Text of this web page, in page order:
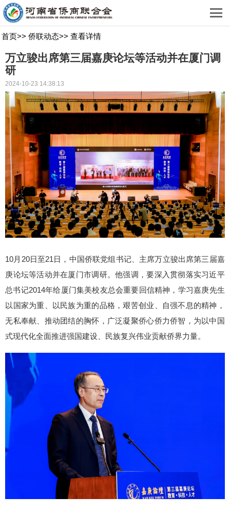
首页>> 侨联动态>> 查看详情
万立骏出席第三届嘉庚论坛等活动并在厦门调
研
2024-10-23 14:38:13
10月20日至21日，中国侨联党组书记、主席万立骏出席第三届嘉
庚论坛等活动并在厦门市调研。他强调，要深入贯彻落实习近平
总书记2014年给厦门集美校友总会重要回信精神，学习嘉庚先生
以国家为重、以民族为重的品格，艰苦创业、自强不息的精神，
无私奉献、推动团结的胸怀，广泛凝聚侨心侨力侨智，为以中国
式现代化全面推进强国建设、民族复兴伟业贡献侨界力量。